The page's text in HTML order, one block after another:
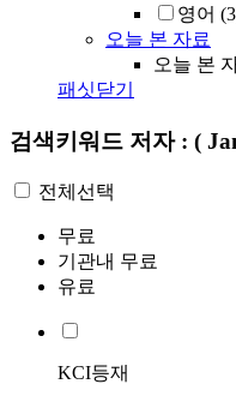
영어
오늘 본 자료
오늘 본
패싯닫기
검색키워드 저자 : (
전체선택
무료
기관내 무료
유료
KCI등재